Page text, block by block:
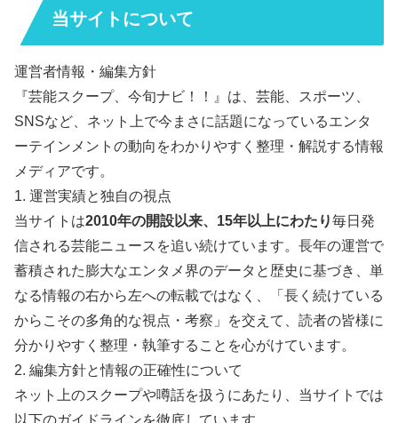
当サイトについて
運営者情報・編集方針
『芸能スクープ、今旬ナビ！！』は、芸能、スポーツ、
SNSなど、ネット上で今まさに話題になっているエンタ
ーテインメントの動向をわかりやすく整理・解説する情報
メディアです。
1. 運営実績と独自の視点
当サイトは2010年の開設以来、15年以上にわたり毎日発
信される芸能ニュースを追い続けています。長年の運営で
蓄積された膨大なエンタメ界のデータと歴史に基づき、単
なる情報の右から左への転載ではなく、「長く続けている
からこその多角的な視点・考察」を交えて、読者の皆様に
分かりやすく整理・執筆することを心がけています。
2. 編集方針と情報の正確性について
ネット上のスクープや噂話を扱うにあたり、当サイトでは
以下のガイドラインを徹底しています。